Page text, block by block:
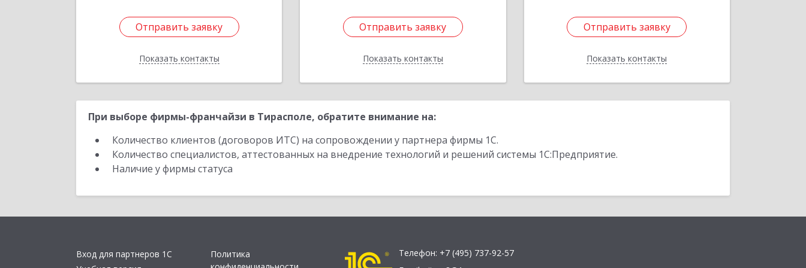
Отправить заявку
Показать контакты
Отправить заявку
Назад
Отправить заявку
Показать контакты
Отправить заявку
Назад
Отправить заявку
Показать контакты
Отправить заявку
Назад
При выборе фирмы-франчайзи в Тирасполе, обратите внимание на:
Количество клиентов (договоров ИТС) на сопровождении у партнера фирмы 1С.
Количество специалистов, аттестованных на внедрение технологий и решений системы 1С:Предприятие.
Наличие у фирмы статуса
Вход для партнеров 1С
Политика
Телефон: +7 (495) 737-92-57